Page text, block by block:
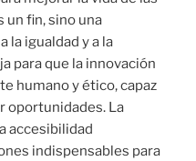
un fin, sino una
la igualdad y a la
para que la innovación
humano y ético, capaz
oportunidades. La
accesibilidad
indispensables para